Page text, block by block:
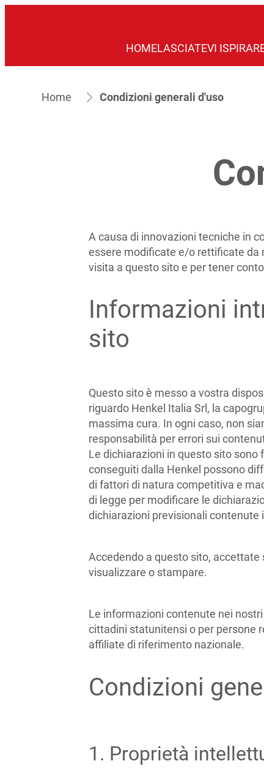
HOMELASCIATEVI
Home Condizioni generali d'uso
A causa di innovazioni tecniche in
essere modificate e/o rettificate da
visita a questo sito e per tener
Informazioni
sito
Questo sito è messo a vostra
riguardo Henkel Italia Srl, la
massima cura. In ogni caso, non
responsabilità per errori sui
Le dichiarazioni in questo sito
conseguiti dalla Henkel possono
di fattori di natura competitiva e
di legge per modificare le
dichiarazioni previsionali contenute
Accedendo a questo sito, accettate
visualizzare o stampare.
Le informazioni contenute nei nostri
cittadini statunitensi o per persone
affiliate di riferimento nazionale.
Condizioni
1. Proprietà